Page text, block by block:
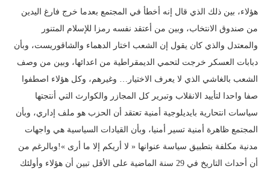
هؤلاء، بين ذلك الذي قال إنه أخطأ في المجتمع بعدما خرج فارغ اليدين
من صندوق الانتخاب، وبين من أعتقد نفسه رمزا للإسلام المتنور
والمعتدل والذي كان يقول إن الشعب اختار الدهماء والشاقوريست، وبأن
دبابات العسكر خرجت لتحمي الديمقراطية من اعدائها، وبين من وصف
الشعب بالغاشي الذي لا يعرف الاختيار… وغيرهم، وكل هؤلاء اصطفوا
صفا واحدا لتأييد الانقلاب وتبرير كل المجازر والكوارث التي أنتجتها
سياسات انتحارية بايديلوجية أمنية تعتقد أن الحزب هو ملف إداري، وبأن
المجتمع ظاهرة أمنية تسير أمنيا، وبأن القيادات السياسية هي واجهات
مدنية مكلفة بتطبيق سياسة عنوانها « لا أريكم إلا ما أرى »!وبالرغم من
أن أحداث التاريخ في 29 سنة الماضية على الأقل تبين أن هؤلاء وأولئك